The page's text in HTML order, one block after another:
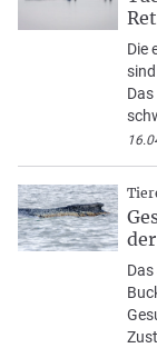
Die